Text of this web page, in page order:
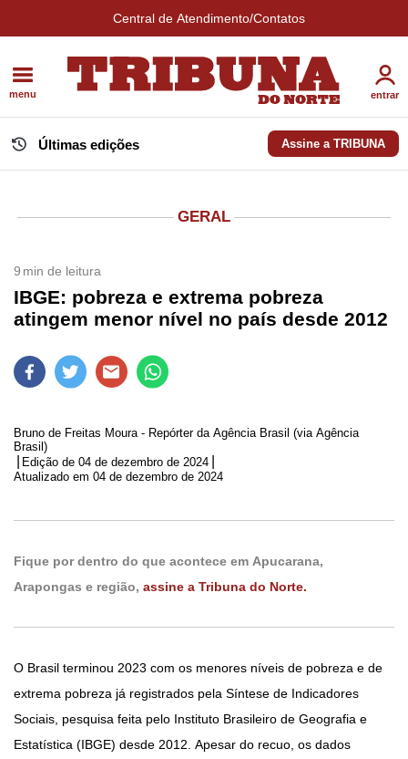
Central de Atendimento/Contatos
menu entrar
Últimas edições Assine a TRIBUNA
GERAL
9 min de leitura
IBGE: pobreza e extrema pobreza
atingem menor nível no país desde 2012
Bruno de Freitas Moura - Repórter da Agência Brasil (via Agência
Brasil)
Edição de 04 de dezembro de 2024
Atualizado em 04 de dezembro de 2024
Fique por dentro do que acontece em Apucarana,
Arapongas e região, assine a Tribuna do Norte.
O Brasil terminou 2023 com os menores níveis de pobreza e de
extrema pobreza já registrados pela Síntese de Indicadores
Sociais, pesquisa feita pelo Instituto Brasileiro de Geografia e
Estatística (IBGE) desde 2012. Apesar do recuo, os dados